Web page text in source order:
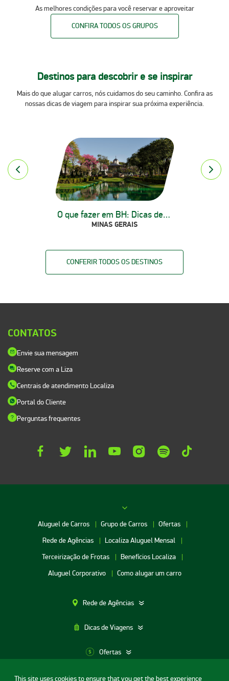
This site uses cookies to ensure that you get the best experience
As melhores condições para você reservar e aproveitar
CONFIRA TODOS OS GRUPOS
Destinos para descobrir e se inspirar
Mais do que alugar carros, nós cuidamos do seu caminho. Confira as
nossas dicas de viagem para inspirar sua próxima experiência.
O que fazer em BH: Dicas de pontos turísticos | Localiza
MINAS GERAIS
CONFERIR TODOS OS DESTINOS
CONTATOS
Envie sua mensagem
Reserve com a Liza
Centrais de atendimento Localiza
Portal do Cliente
Perguntas frequentes
Aluguel de Carros Grupo de Carros
Ofertas
Rede de Agências
Localiza Aluguel Mensal
Terceirização de Frotas
Benefícios Localiza
Aluguel Corporativo
Como alugar um carro
Rede de Agências
Dicas de Viagens
Ofertas